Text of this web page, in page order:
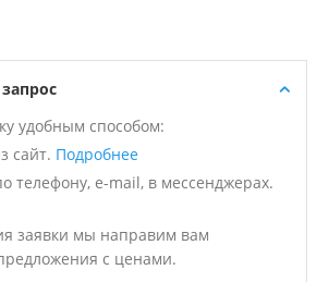
удобным способом:
сайт. Подробнее
телефону, e-mail, в мессенджерах.
заявки мы направим вам
с ценами.